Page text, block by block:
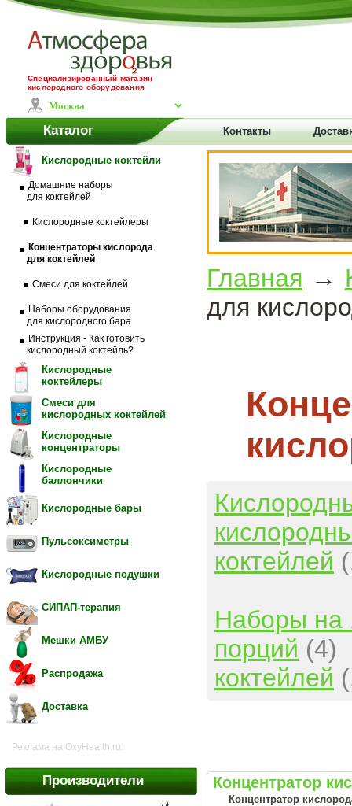
Специализированный магазин
кислородного оборудования
Каталог Контакты
Кислородные коктейли
Домашние наборы
для коктейлей
Кислородные коктейлеры
Концентраторы кислорода
для коктейлей
Смеси для коктейлей
Наборы оборудования
для кислородного бара
Инструкция - Как готовить
кислородный коктейль?
Кислородные
коктейлеры
Смеси для
кислородных коктейлей
Кислородные
концентраторы
Кислородные
баллончики
Кислородные бары
Пульсоксиметры
Кислородные подушки
СИПАП-терапия
Мешки АМБУ
Распродажа
Доставка
Реклама на OxyHealth.ru:
Производители
Главная →
для
коктейлей
Наборы на
порций (4)
коктейлей
Концентратор
Концентратор